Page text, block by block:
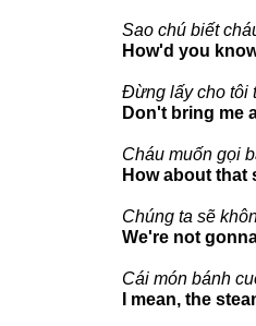
Sao chú biết
How'd you
Đừng lấy cho tôi
Don't bring me
Cháu muốn gọi
How about that
Chúng ta sẽ
We're not
Cái món bánh
I mean, the